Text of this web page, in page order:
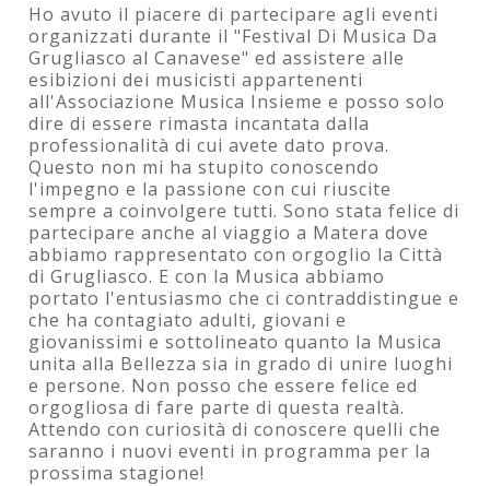
Ho avuto il piacere di partecipare agli eventi
organizzati durante il "Festival Di Musica Da
Grugliasco al Canavese" ed assistere alle
esibizioni dei musicisti appartenenti
all'Associazione Musica Insieme e posso solo
dire di essere rimasta incantata dalla
professionalità di cui avete dato prova.
Questo non mi ha stupito conoscendo
l'impegno e la passione con cui riuscite
sempre a coinvolgere tutti. Sono stata felice di
partecipare anche al viaggio a Matera dove
abbiamo rappresentato con orgoglio la Città
di Grugliasco. E con la Musica abbiamo
portato l'entusiasmo che ci contraddistingue e
che ha contagiato adulti, giovani e
giovanissimi e sottolineato quanto la Musica
unita alla Bellezza sia in grado di unire luoghi
e persone. Non posso che essere felice ed
orgogliosa di fare parte di questa realtà.
Attendo con curiosità di conoscere quelli che
saranno i nuovi eventi in programma per la
prossima stagione!